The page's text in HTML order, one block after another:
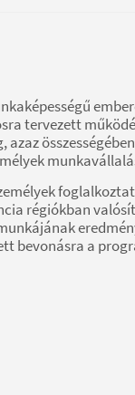
tervezett
azaz
régiókban
bevonásra a